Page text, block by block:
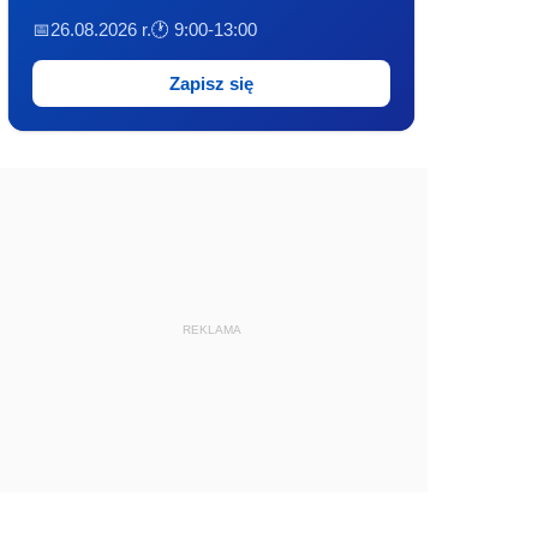
📅26.08.2026 r.🕐 9:00-13:00
Zapisz się
REKLAMA